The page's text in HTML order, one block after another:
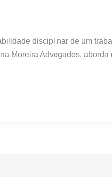
disciplinar de um
Moreira Advogados, aborda